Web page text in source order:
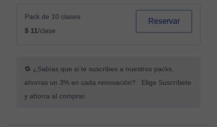
Pack de 10 clases
$ 11/clase
Reservar
🔁 ¿Sabías que si te suscribes a nuestros packs,
ahorras un 3% en cada renovación? Elige Suscríbete
y ahorra al comprar.